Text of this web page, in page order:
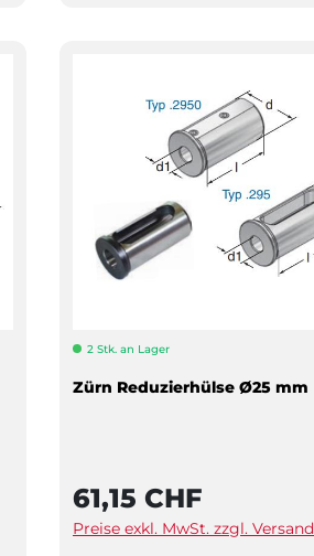
2 Stk. an Lager
Zürn Reduzierhülse Ø25 mm
61,15 CHF
Preise exkl. MwSt. zzgl.